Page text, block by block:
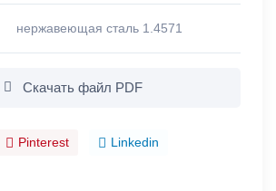
нержавеющая сталь 1.4571
Скачать файл PDF
Pinterest Linkedin